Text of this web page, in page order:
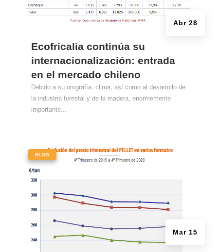
Ecofricalia continúa su
internacionalización: entrada
en el mercado chileno
Abr 28
Debido a su orografía, clima, así como al desarrollo de
la industria forestal y de la madera, enormemente
importante...
Mar 15
BLOG